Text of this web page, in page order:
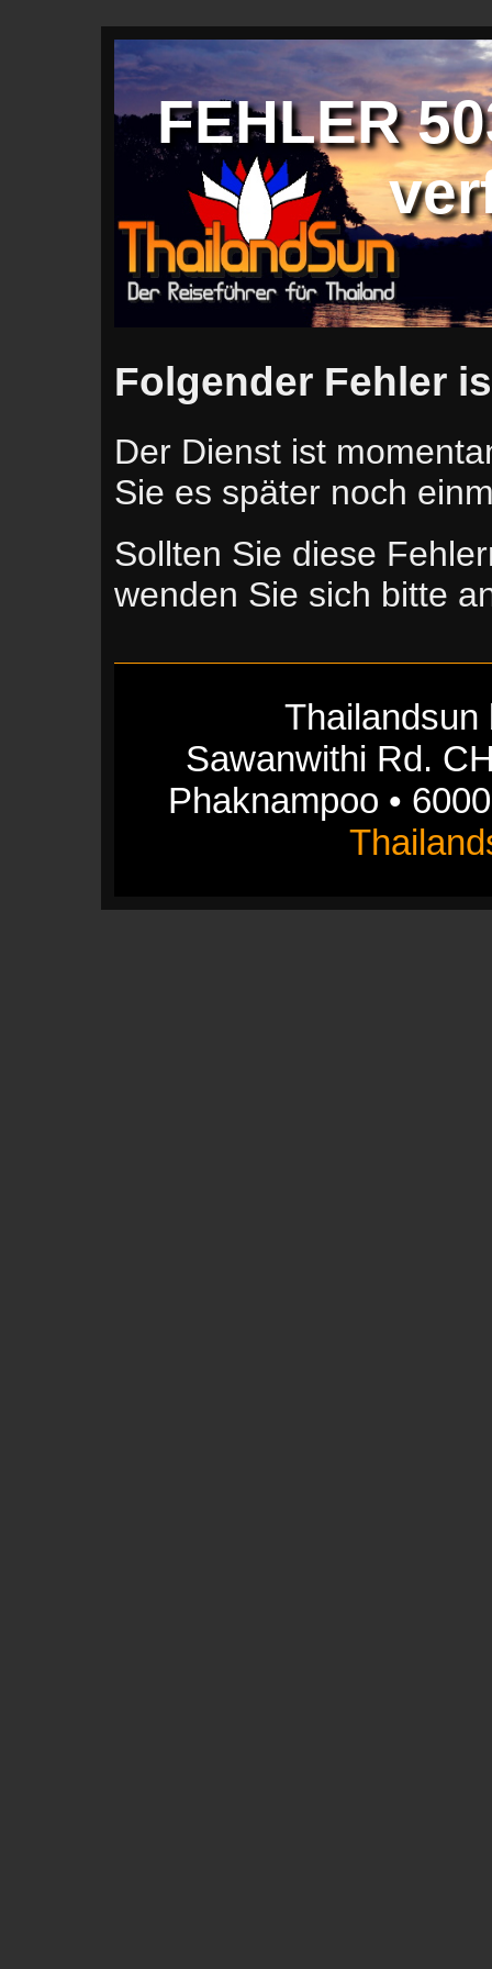
FEHLER
Folgender Fehler
Der Dienst ist
Sie es später noch
Sollten Sie diese
wenden Sie sich bitte
Thailandsun
Sawanwithi Rd.
Phaknampoo •